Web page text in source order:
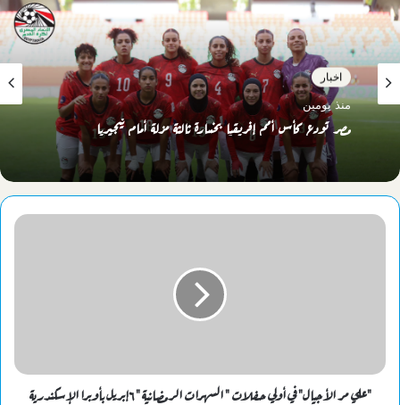
اخبار
منذ يومين
مصر تودع كأس أمم إفريقيا بخسارة ثالثة مزلة أمام نيجيريا
"علي مر الأجيال" في أولي حفلات " السهرات الرمضانية " ٦إبريل بأوبرا الإسكندرية